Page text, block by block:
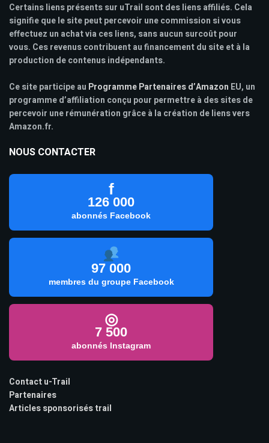
Certains liens présents sur uTrail sont des liens affiliés. Cela
signifie que le site peut percevoir une commission si vous
effectuez un achat via ces liens, sans aucun surcoût pour
vous. Ces revenus contribuent au financement du site et à la
production de contenus indépendants.
Ce site participe au Programme Partenaires d’Amazon EU, un
programme d’affiliation conçu pour permettre à des sites de
percevoir une rémunération grâce à la création de liens vers
Amazon.fr.
NOUS CONTACTER
f
126 000
abonnés Facebook
97 000
membres du groupe Facebook
◎
7 500
abonnés Instagram
Contact u-Trail
Partenaires
Articles sponsorisés trail